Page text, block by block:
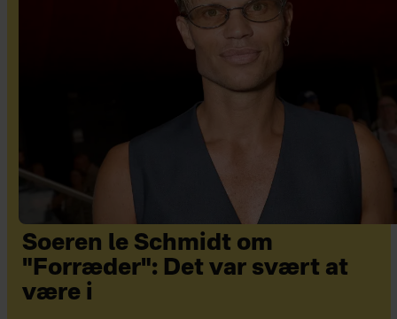
Soeren le Schmidt om
"Forræder": Det var svært at
være i